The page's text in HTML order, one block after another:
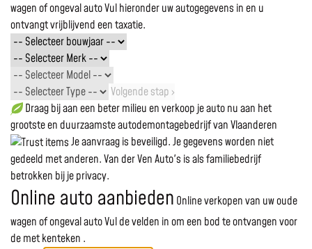
wagen of ongeval autoVul hieronder uw autogegevens in en u
ontvangt vrijblijvend een taxatie.
Volgende stap ›
Draag bij aan een beter milieu en verkoop je auto nu aan het
grootste en duurzaamste autodemontagebedrijf van Vlaanderen
Je aanvraag is beveiligd. Je gegevens worden niet
gedeeld met anderen. Van der Ven Auto's is als familiebedrijf
betrokken bij je privacy.
Online auto aanbieden Online verkopen van uw oude
wagen of ongeval autoVul de velden in om een bod te ontvangen voor
demet kenteken .